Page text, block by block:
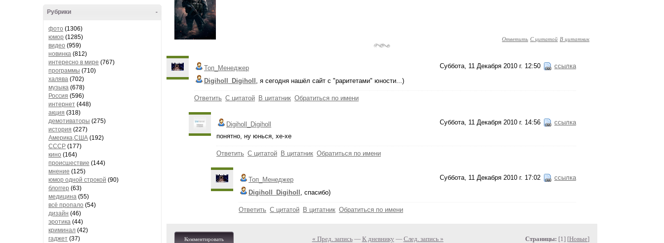
-
Рубрики
фото (1306)
юмор (1285)
видео (959)
новинка (812)
интересно в мире (767)
программы (710)
халява (702)
музыка (678)
Россия (596)
интернет (448)
акция (318)
демотиваторы (275)
история (227)
Америка,США (192)
СССР (177)
кино (164)
происшествие (144)
мнение (125)
юмор одной строкой (90)
блоггер (63)
медицина (55)
всё пропало (54)
дизайн (46)
эротика (44)
криминал (42)
гаджет (37)
Ответить С цитатой В цитатник
Суббота, 11 Декабря 2010 г. 12:50 ссылка
Топ_Менеджер
Digiholl_Digiholl , я сегодня нашёл сайт с "раритетами" юности...)
Ответить С цитатой В цитатник Обратиться по имени
Суббота, 11 Декабря 2010 г. 14:56 ссылка
Digiholl_Digiholl
понятно, ну юнься, хе-хе
Ответить С цитатой В цитатник Обратиться по имени
Суббота, 11 Декабря 2010 г. 17:02 ссылка
Топ_Менеджер
Digiholl_Digiholl , спасибо)
Ответить С цитатой В цитатник Обратиться по имени
Комментировать « Пред. запись— К дневнику — След. запись » Страницы: [1] [Новые]